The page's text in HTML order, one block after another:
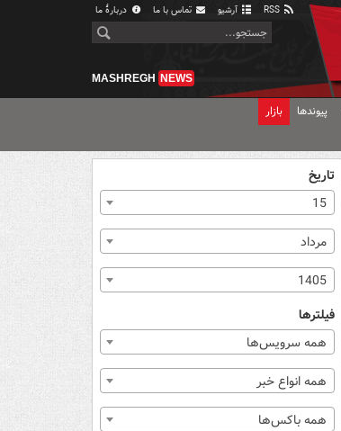
آرشیو تماس با ما دربارهٔ ما
MASHREGH NEWS
پیوندها بازار
تاریخ
15
مرداد
1405
فیلترها
همه سرویس‌ها
همه انواع خبر
همه باکس‌ها